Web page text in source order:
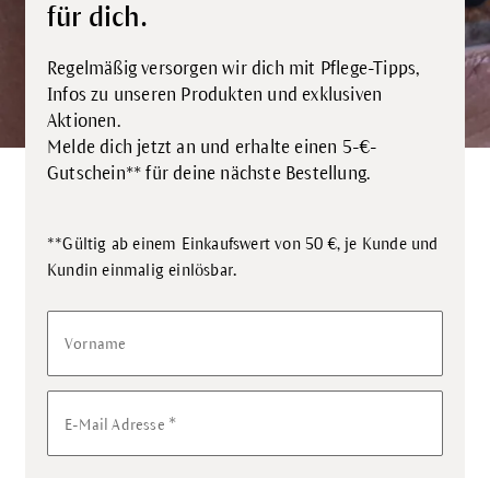
für dich.
Regelmäßig versorgen wir dich mit Pflege-Tipps,
Infos zu unseren Produkten und exklusiven
Aktionen.
Melde dich jetzt an und erhalte einen 5-€-
Gutschein** für deine nächste Bestellung.
**Gültig ab einem Einkaufswert von 50 €, je Kunde und
Kundin einmalig einlösbar.
Vorname
E-Mail Adresse *